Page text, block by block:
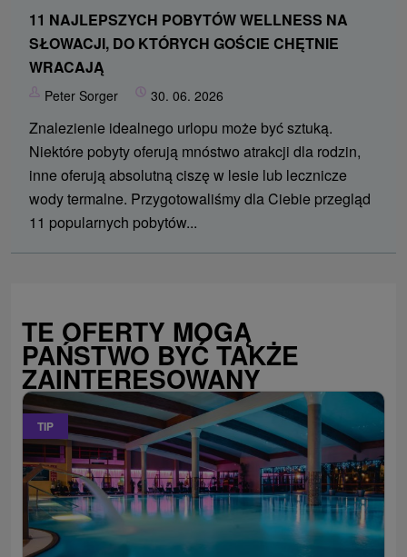
11 NAJLEPSZYCH POBYTÓW WELLNESS NA
SŁOWACJI, DO KTÓRYCH GOŚCIE CHĘTNIE
WRACAJĄ
Peter Sorger 30. 06. 2026
Znalezienie idealnego urlopu może być sztuką.
Niektóre pobyty oferują mnóstwo atrakcji dla rodzin,
inne oferują absolutną ciszę w lesie lub lecznicze
wody termalne. Przygotowaliśmy dla Ciebie przegląd
11 popularnych pobytów...
TE OFERTY MOGĄ
PAŃSTWO BYĆ TAKŻE
ZAINTERESOWANY
TIP